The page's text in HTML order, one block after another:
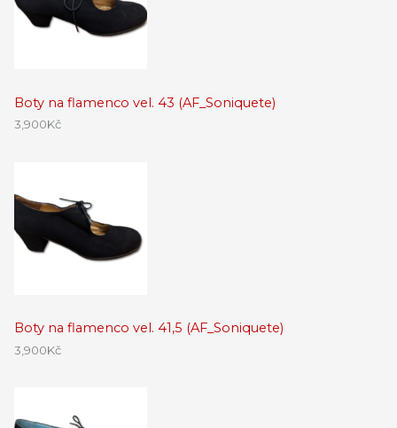
Boty na flamenco vel. 43 (AF_Soniquete)
3,900Kč
Boty na flamenco vel. 41,5 (AF_Soniquete)
3,900Kč